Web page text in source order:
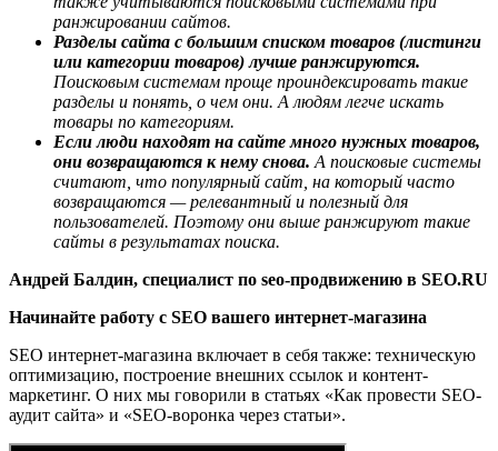
ранжировании сайтов.
Разделы сайта с большим списком товаров (листинги
или категории товаров) лучше ранжируются.
Поисковым системам проще проиндексировать такие
разделы и понять, о чем они. А людям легче искать
товары по категориям.
Если люди находят на сайте много нужных товаров,
они возвращаются к нему снова. А поисковые системы
считают, что популярный сайт, на который часто
возвращаются — релевантный и полезный для
пользователей. Поэтому они выше ранжируют такие
сайты в результатах поиска.
Андрей Балдин, специалист по seo-продвижению в SEO.RU
Начинайте работу с SEO вашего интернет-магазина
SEO интернет-магазина включает в себя также: техническую
оптимизацию, построение внешних ссылок и контент-
маркетинг. О них мы говорили в статьях «Как провести SEO-
аудит сайта» и «SEO-воронка через статьи».